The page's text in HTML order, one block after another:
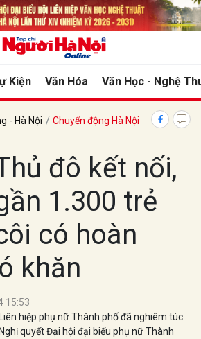
Kiện Văn Hóa Văn Học - Nghệ
- Hà Nội Chuyển động Hà Nội
đô kết nối,
1.300 trẻ
có hoàn
khăn
15:53
hiệp phụ nữ Thành phố đã nghiêm túc
quyết Đại hội đại biểu phụ nữ Thành
Hủy